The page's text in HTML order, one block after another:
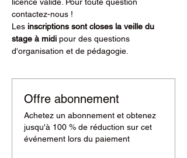
contactez-nous !
Les inscriptions sont closes la veille du
stage à midi pour des questions
d'organisation et de pédagogie.
Offre abonnement
Achetez un abonnement et obtenez
jusqu'à 100 % de réduction sur cet
événement lors du paiement